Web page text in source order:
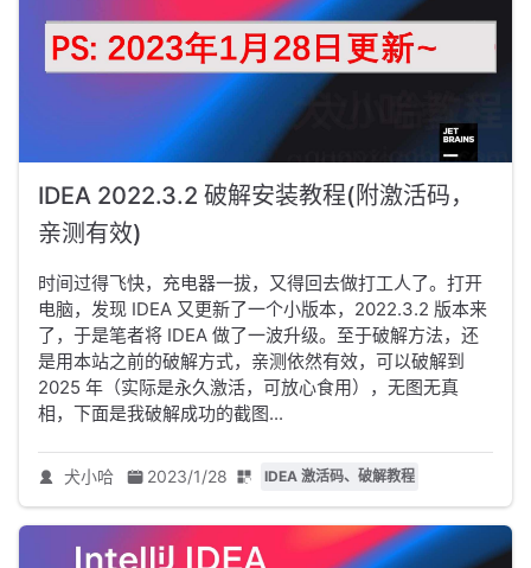
IDEA 2022.3.2 破解安装教程(附激活码，
亲测有效)
时间过得飞快，充电器一拔，又得回去做打工人了。打开
电脑，发现 IDEA 又更新了一个小版本，2022.3.2 版本来
了，于是笔者将 IDEA 做了一波升级。至于破解方法，还
是用本站之前的破解方式，亲测依然有效，可以破解到
2025 年（实际是永久激活，可放心食用），无图无真
相，下面是我破解成功的截图...
犬小哈 2023/1/28 IDEA 激活码、破解教程